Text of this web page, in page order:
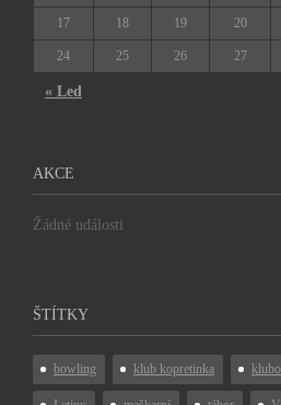
« Led
17 18 19 20
24 25 26 27
AKCE
Žádné události
ŠTÍTKY
bowling klub kopretinka